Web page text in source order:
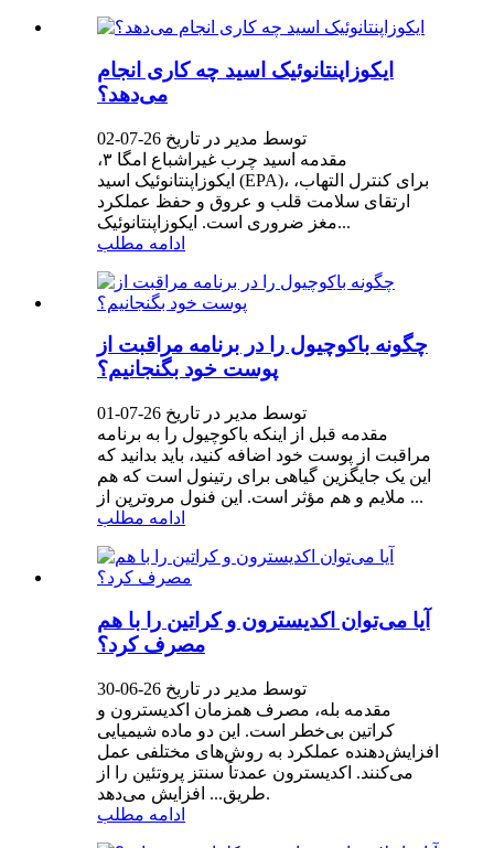
ایکوزاپنتانوئیک اسید چه کاری انجام
می‌دهد؟
توسط مدیر در تاریخ 26-07-02
مقدمه اسید چرب غیراشباع امگا ۳،
ایکوزاپنتانوئیک اسید (EPA)، برای کنترل التهاب،
ارتقای سلامت قلب و عروق و حفظ عملکرد
مغز ضروری است. ایکوزاپنتانوئیک...
ادامه مطلب
چگونه باکوچیول را در برنامه مراقبت از
پوست خود بگنجانیم؟
توسط مدیر در تاریخ 26-07-01
مقدمه قبل از اینکه باکوچیول را به برنامه
مراقبت از پوست خود اضافه کنید، باید بدانید که
این یک جایگزین گیاهی برای رتینول است که هم
ملایم و هم مؤثر است. این فنول مروترپن از ...
ادامه مطلب
آیا می‌توان اکدیسترون و کراتین را با هم
مصرف کرد؟
توسط مدیر در تاریخ 26-06-30
مقدمه بله، مصرف همزمان اکدیسترون و
کراتین بی‌خطر است. این دو ماده شیمیایی
افزایش‌دهنده عملکرد به روش‌های مختلفی عمل
می‌کنند. اکدیسترون عمدتاً سنتز پروتئین را از
طریق... افزایش می‌دهد.
ادامه مطلب